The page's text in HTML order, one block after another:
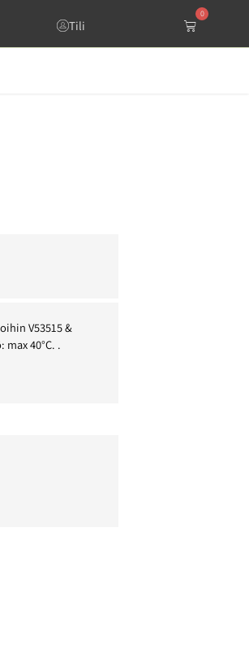
Tili
0
V53515 &
40°C. .